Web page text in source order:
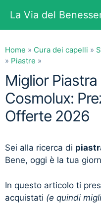
contenuto
La Via del
Home » Cura dei capelli »
» Piastre »
Miglior Piastra
Cosmolux:
Offerte 2026
Sei alla ricerca di
Bene, oggi è la tua
In questo articolo ti
acquistati (e quindi